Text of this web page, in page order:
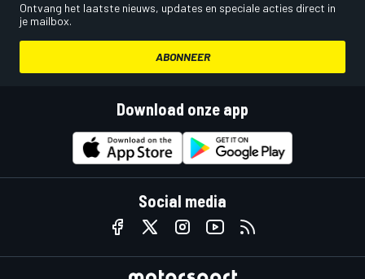
Ontvang het laatste nieuws, updates en speciale acties direct in
je mailbox.
ABONNEER
Download onze app
Social media